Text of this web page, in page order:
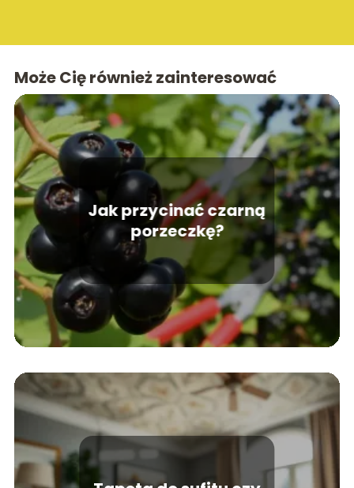
Może Cię również zainteresować
Jak przycinać czarną
porzeczkę?